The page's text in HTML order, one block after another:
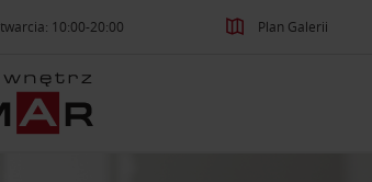
10:00-20:00 Plan Galerii